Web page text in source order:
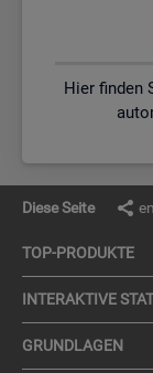
Hier finden
Diese Seite
TOP-PRO­DUK­TE
IN­TER­AK­TI­VE
GRUND­LA­GEN